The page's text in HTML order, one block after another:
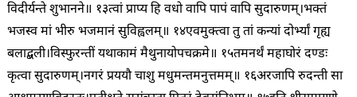
विदीर्यन्ते शुभानने॥ १३त्वां प्राप्य हि वधो वापि पापं वापि सुदारुणम्।भक्तं
भजस्व मां भीरु भजमानं सुविह्वलम्॥ १४एवमुक्त्वा तु तां कन्यां दोर्भ्यां गृह्य
बलाद्बली।विस्फुरन्तीं यथाकामं मैथुनायोपचक्रमे॥ १५तमनर्थं महाघोरं दण्डः
कृत्वा सुदारुणम्।नगरं प्रययौ चाशु मधुमन्तमनुत्तमम्॥ १६अरजापि रुदन्ती सा